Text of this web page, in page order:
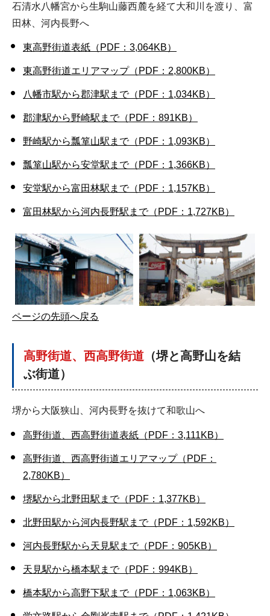
石清水八幡宮から生駒山藤西麓を経て大和川を渡り、富
田林、河内長野へ
東高野街道表紙（PDF：3,064KB）
東高野街道エリアマップ（PDF：2,800KB）
八幡市駅から郡津駅まで（PDF：1,034KB）
郡津駅から野崎駅まで（PDF：891KB）
野崎駅から瓢箪山駅まで（PDF：1,093KB）
瓢箪山駅から安堂駅まで（PDF：1,366KB）
安堂駅から富田林駅まで（PDF：1,157KB）
富田林駅から河内長野駅まで（PDF：1,727KB）
ページの先頭へ戻る
高野街道、西高野街道 （堺と高野山を結
ぶ街道）
堺から大阪狭山、河内長野を抜けて和歌山へ
高野街道、西高野街道表紙（PDF：3,111KB）
高野街道、西高野街道エリアマップ（PDF：
2,780KB）
堺駅から北野田駅まで（PDF：1,377KB）
北野田駅から河内長野駅まで（PDF：1,592KB）
河内長野駅から天見駅まで（PDF：905KB）
天見駅から橋本駅まで（PDF：994KB）
橋本駅から高野下駅まで（PDF：1,063KB）